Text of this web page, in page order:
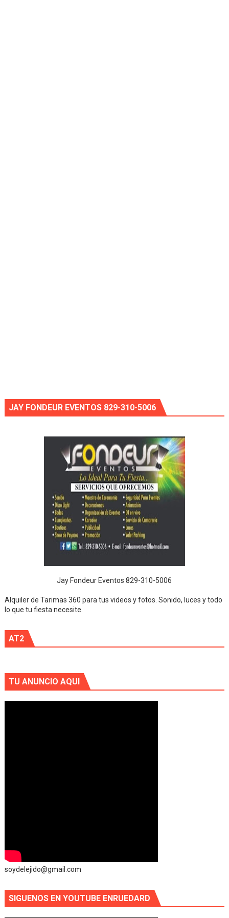
JAY FONDEUR EVENTOS 829-310-5006
Jay Fondeur Eventos 829-310-5006
Alquiler de Tarimas 360 para tus videos y fotos. Sonido, luces y todo
lo que tu fiesta necesite.
AT2
TU ANUNCIO AQUI
soydelejido@gmail.com
SIGUENOS EN YOUTUBE ENRUEDARD